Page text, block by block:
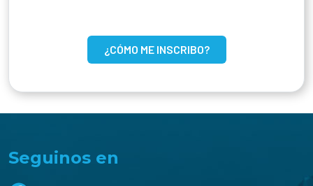
¿CÓMO ME INSCRIBO?
Seguinos en